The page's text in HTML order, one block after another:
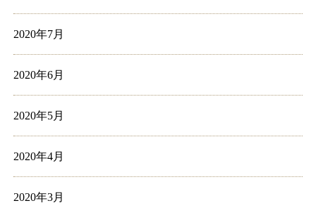
2020年7月
2020年6月
2020年5月
2020年4月
2020年3月